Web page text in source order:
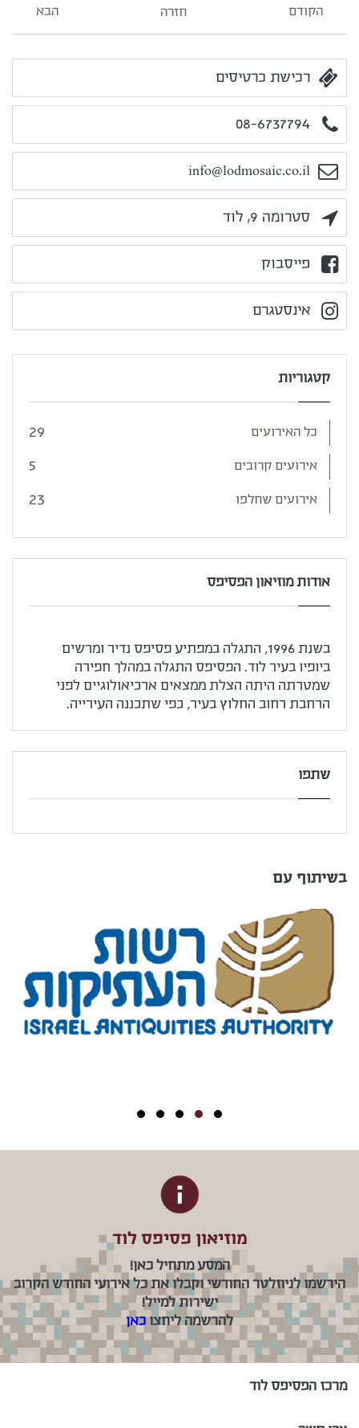
הקודם חזרה הבא
רכישת כרטיסים
08-6737794
info@lodmosaic.co.il
סטרומה 9, לוד
פייסבוק
אינסטגרם
קטגוריות
כל האירועים 29
אירועים קרובים 5
אירועים שחלפו 23
אודות מוזיאון הפסיפס
בשנת 1996, התגלה במפתיע פסיפס נדיר ומרשים
ביופיו בעיר לוד. הפסיפס התגלה במהלך חפירה
שמטרתה היתה הצלת ממצאים ארכיאולוגיים לפני
הרחבת רחוב החלוץ בעיר, כפי שתכננה העירייה.
שתפו
בשיתוף עם
מוזיאון פסיפס לוד
המסע מתחיל כאן!
הירשמו לניוזלטר החודשי וקבלו את כל אירועי החודש הקרוב
ישירות למייל!
להרשמה ליחצוכאן
מרכז הפסיפס לוד